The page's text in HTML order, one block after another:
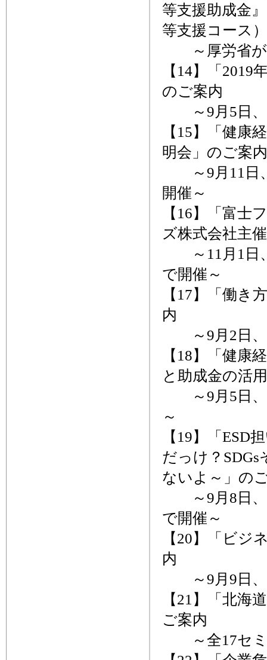
等支援助成金
等支援コース
～厚労省が
【14】「2019
のご案内
～9月5日、
【15】「健康
明会」のご案内
～9月11日、
開催～
【16】「富士
ズ株式会社主
～11月1日、
で開催～
【17】「働き
内
～9月2日、
【18】「健康
と助成金の活
～9月5日、
～
【19】「
だっけ？
ないよ～」の
～9月8日、
で開催～
【20】「ビジ
内
～9月9日、
【21】「北海
ご案内
～全17セミ